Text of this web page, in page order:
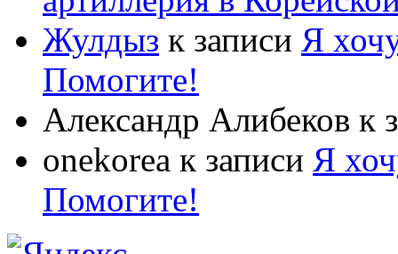
Жулдыз к записи Я
Помогите!
Александр Алибеков к
onekorea к записи Я
Помогите!